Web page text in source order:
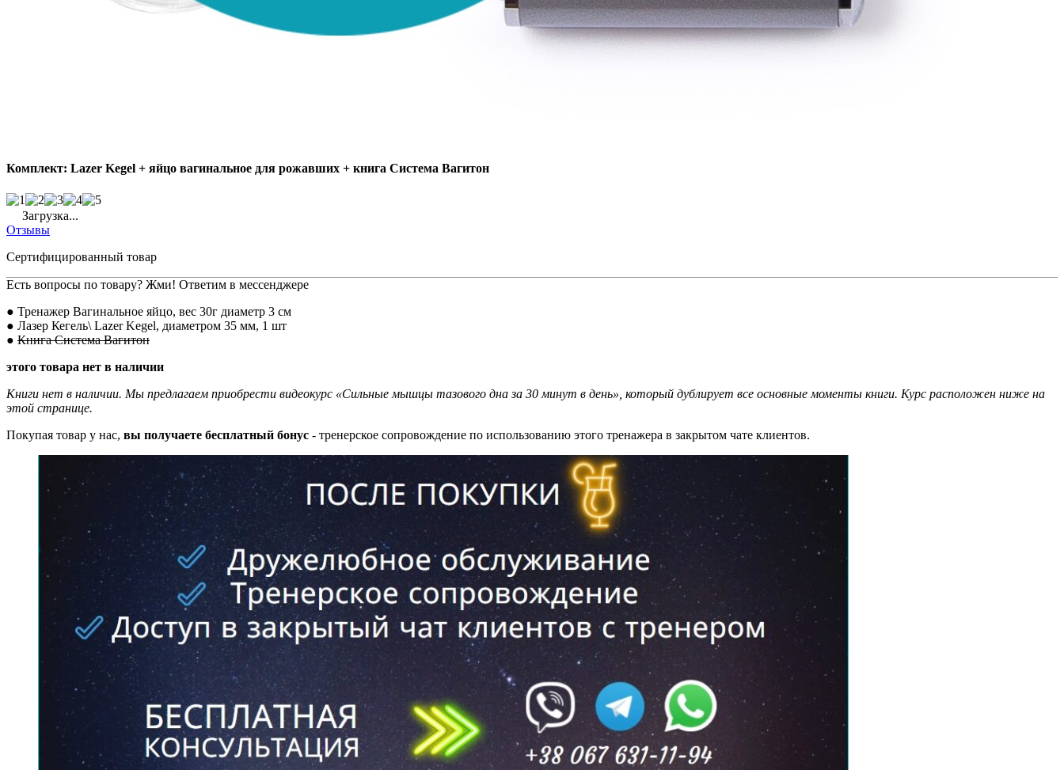
Комплект: Lazer Kegel + яйцо вагинальное для рожавших + книга Система Вагитон
Загрузка...
Отзывы
Сертифицированный товар
Есть вопросы по товару? Жми! Ответим в мессенджере
● Тренажер Вагинальное яйцо, вес 30г диаметр 3 см
● Лазер Кегель\ Lazer Kegel, диаметром 35 мм, 1 шт
● Книга Система Вагитон
этого товара нет в наличии
Книги нет в наличии. Мы предлагаем приобрести видеокурс «Сильные мышцы тазового дна за 30 минут в день», который дублирует все основные моменты книги. Курс расположен ниже на
этой странице.
Покупая товар у нас, вы получаете бесплатный бонус - тренерское сопровождение по использованию этого тренажера в закрытом чате клиентов.